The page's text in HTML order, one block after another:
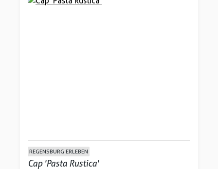
REGENSBURG ERLEBEN
Cap 'Pasta Rustica'